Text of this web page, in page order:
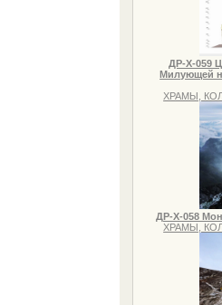
ДР-Х-059
Милующей
ХРАМЫ,
ДР-Х-058
ХРАМЫ,